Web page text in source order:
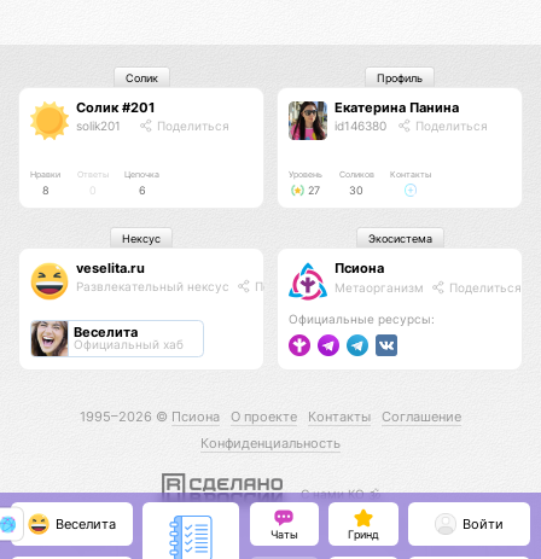
Солик #201
solik201 Поделиться
Нравки
8
Ответы
0
Цепочка
6
Солик
Екатерина Панина
id146380 Поделиться
Уровень
27
Соликов
30
Контакты
Профиль
veselita.ru
Развлекательный нексус Поделиться
Веселита
Официальный хаб
Нексус
Псиона
Метаорганизм Поделиться
Официальные ресурсы:
Экосистема
1995–2026 © Псиона О проекте Контакты
Соглашение
Конфиденциальность
С нами КО 🕉️
Веселита
Чаты Гринд
Войти